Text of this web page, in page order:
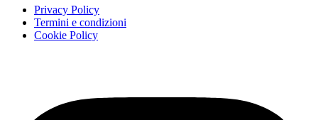
Privacy Policy
Termini e condizioni
Cookie Policy